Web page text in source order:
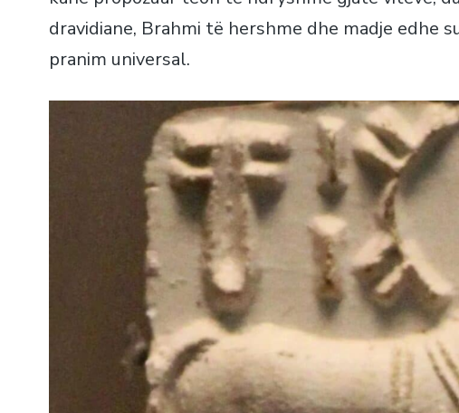
dravidiane, Brahmi të hershme dhe madje edhe
pranim universal.